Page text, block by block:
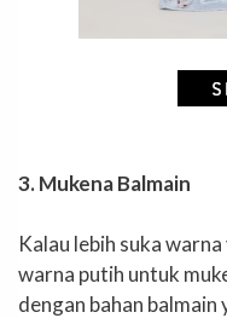
3. Mukena Balmain
Kalau lebih suka
warna putih untuk
dengan bahan